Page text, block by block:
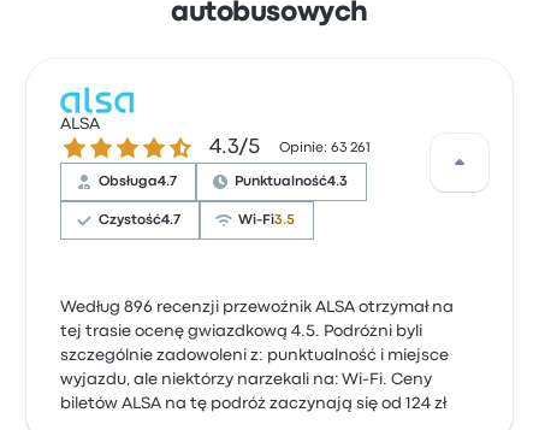
autobusowych
ALSA
4.3 gwiazdek w skali do 5
4.3/5 Opinie: 63 261
Obsługa4.7 Punktualność4.3
Czystość4.7 Wi-Fi3.5
Według 896 recenzji przewoźnik ALSA otrzymał na
tej trasie ocenę gwiazdkową 4.5. Podróżni byli
szczególnie zadowoleni z: punktualność i miejsce
wyjazdu, ale niektórzy narzekali na: Wi-Fi. Ceny
biletów ALSA na tę podróż zaczynają się od 124 zł